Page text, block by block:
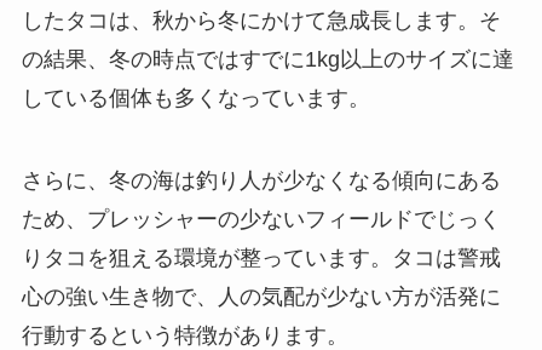
したタコは、秋から冬にかけて急成長します。そ
の結果、冬の時点ではすでに1kg以上のサイズに達
している個体も多くなっています。
さらに、冬の海は釣り人が少なくなる傾向にある
ため、プレッシャーの少ないフィールドでじっく
りタコを狙える環境が整っています。タコは警戒
心の強い生き物で、人の気配が少ない方が活発に
行動するという特徴があります。